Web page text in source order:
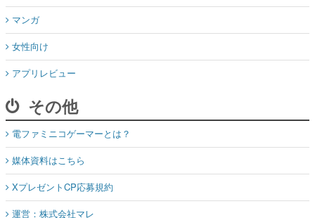
マンガ
女性向け
アプリレビュー
その他
電ファミニコゲーマーとは？
媒体資料はこちら
XプレゼントCP応募規約
運営：株式会社マレ